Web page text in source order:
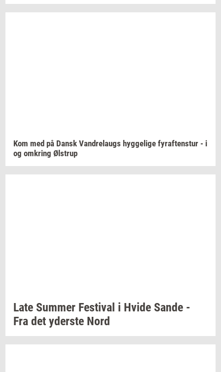
Kom med på Dansk Van­d­re­laugs hyg­ge­li­ge fyraf­tens­tur - i
og om­kring Øl­strup
Late Sum­mer Festi­val i Hvide Sande -
Fra det yder­ste Nord